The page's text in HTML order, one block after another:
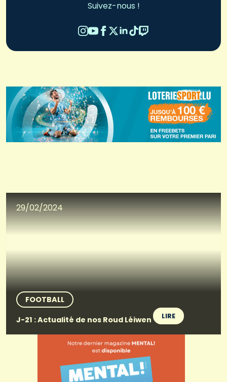
Suivez-nous !
29/02/2024
FOOTBALL
J-21 : Actualité de nos Roud Léiwen
LIRE